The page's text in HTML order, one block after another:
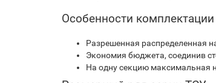
Особенности комплектации
Разрешенная распределенная
Экономия бюджета, соединив
На одну секцию максимальная